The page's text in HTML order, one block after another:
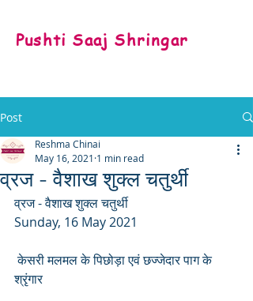
Pushti Saaj Shringar
Post
व्रज - वैशाख शुक्ल चतुर्थी
Reshma Chinai
May 16, 2021 1 min read
व्रज - वैशाख शुक्ल चतुर्थी
Sunday, 16 May 2021
केसरी मलमल के पिछोड़ा एवं छज्जेदार पाग के
श्रृंगार